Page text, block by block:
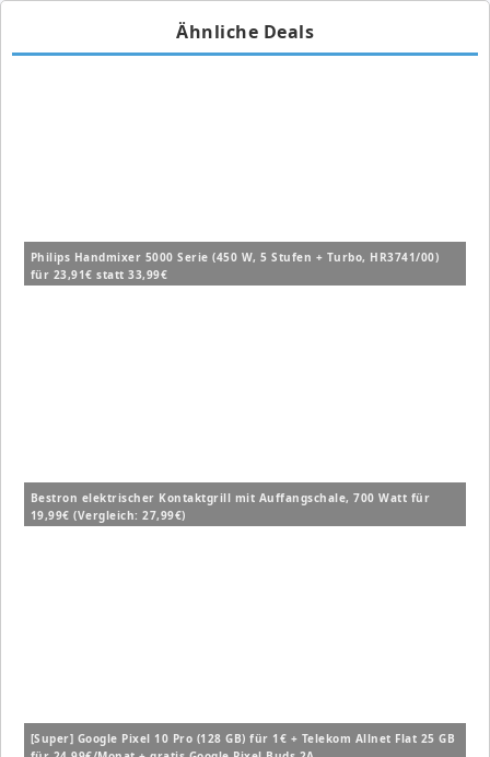
Ähnliche Deals
Philips Handmixer 5000 Serie (450 W, 5 Stufen + Turbo, HR3741/00)
für 23,91€ statt 33,99€
Bestron elektrischer Kontaktgrill mit Auffangschale, 700 Watt für
19,99€ (Vergleich: 27,99€)
[Super] Google Pixel 10 Pro (128 GB) für 1€ + Telekom Allnet Flat 25 GB